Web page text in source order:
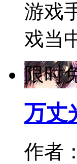
游戏
戏当
限时
万丈
作者：